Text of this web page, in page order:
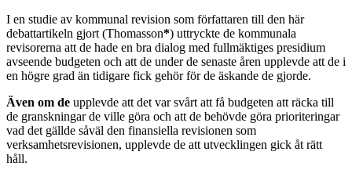
I en studie av kommunal revision som författaren till den här
debattartikeln gjort (Thomasson*) uttryckte de kommunala
revisorerna att de hade en bra dialog med fullmäktiges presidium
avseende budgeten och att de under de senaste åren upplevde att de i
en högre grad än tidigare fick gehör för de äskande de gjorde.
Även om de upplevde att det var svårt att få budgeten att räcka till
de granskningar de ville göra och att de behövde göra prioriteringar
vad det gällde såväl den finansiella revisionen som
verksamhetsrevisionen, upplevde de att utvecklingen gick åt rätt
håll.